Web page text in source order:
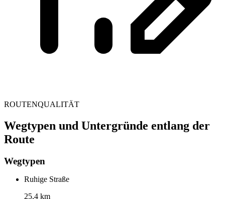
ROUTENQUALITÄT
Wegtypen und Untergründe entlang der
Route
Wegtypen
Ruhige Straße
25,4 km